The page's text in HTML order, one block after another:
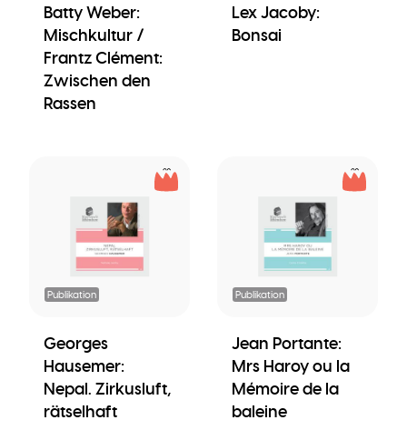
Batty Weber:
Mischkultur /
Frantz Clément:
Zwischen den
Rassen
Lex Jacoby:
Bonsai
Publikation
Georges
Hausemer:
Nepal. Zirkusluft,
rätselhaft
Publikation
Jean Portante:
Mrs Haroy ou la
Mémoire de la
baleine